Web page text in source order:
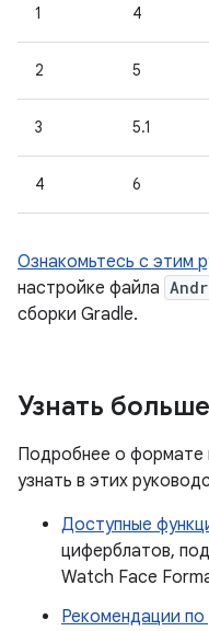
1 4
2 5
3 5.1
4 6
Ознакомьтесь с этим
настройке файла
сборки Gradle.
Узнать больше
Подробнее о формате
узнать в этих
Доступные
циферблатов,
Watch Face
Рекомендации по